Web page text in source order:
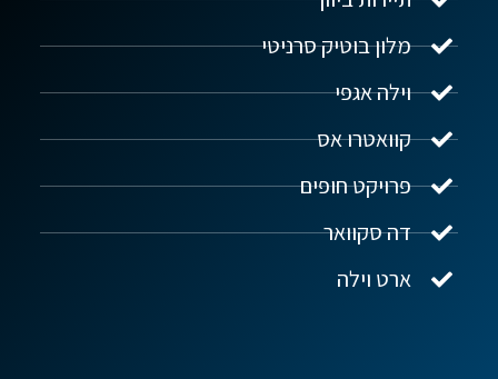
מלון בוטיק סרניטי
וילה אגפי
קוואטרו אס
פרויקט חופים
דה סקוואר
ארט וילה
נדל"ן ביוון G.R.E
שלום! איך אפשר לעזור?